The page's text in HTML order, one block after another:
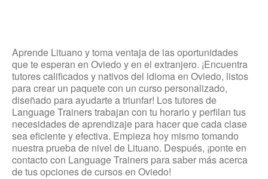
Aprende Lituano y toma ventaja de las oportunidades
que te esperan en Oviedo y en el extranjero. ¡Encuentra
tutores calificados y nativos del idioma en Oviedo, listos
para crear un paquete con un curso personalizado,
diseñado para ayudarte a triunfar! Los tutores de
Language Trainers trabajan con tu horario y perfilan tus
necesidades de aprendizaje para hacer que cada clase
sea eficiente y efectiva. Empieza hoy mismo tomando
nuestra prueba de nivel de Lituano. Después, ¡ponte en
contacto con Language Trainers para saber más acerca
de tus opciones de cursos en Oviedo!